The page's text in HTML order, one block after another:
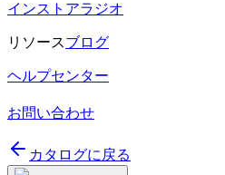
インストアラジオ
リソースブログ
ヘルプセンター
お問い合わせ
カタログに戻る